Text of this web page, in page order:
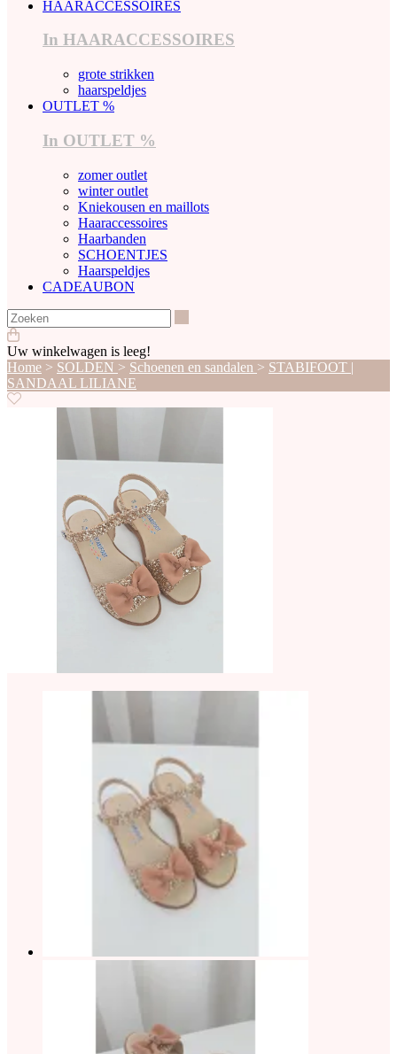
HAARACCESSOIRES
In HAARACCESSOIRES
grote strikken
haarspeldjes
OUTLET %
In OUTLET %
zomer outlet
winter outlet
Kniekousen en maillots
Haaraccessoires
Haarbanden
SCHOENTJES
Haarspeldjes
CADEAUBON
Uw winkelwagen is leeg!
Home > SOLDEN > Schoenen en sandalen > STABIFOOT |
SANDAAL LILIANE